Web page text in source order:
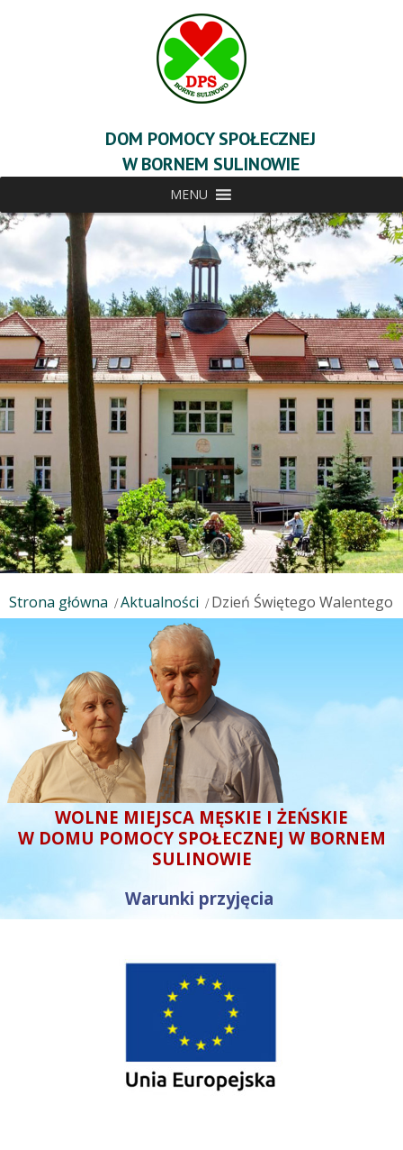
DOM POMOCY SPOŁECZNEJ
W BORNEM SULINOWIE
MENU
Strona główna Aktualności Dzień Świętego Walentego
WOLNE MIEJSCA MĘSKIE I ŻEŃSKIE
W DOMU POMOCY SPOŁECZNEJ W BORNEM
SULINOWIE
Warunki przyjęcia